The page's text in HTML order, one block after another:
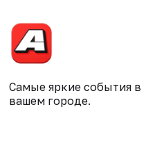
Самые яркие события в
вашем городе.